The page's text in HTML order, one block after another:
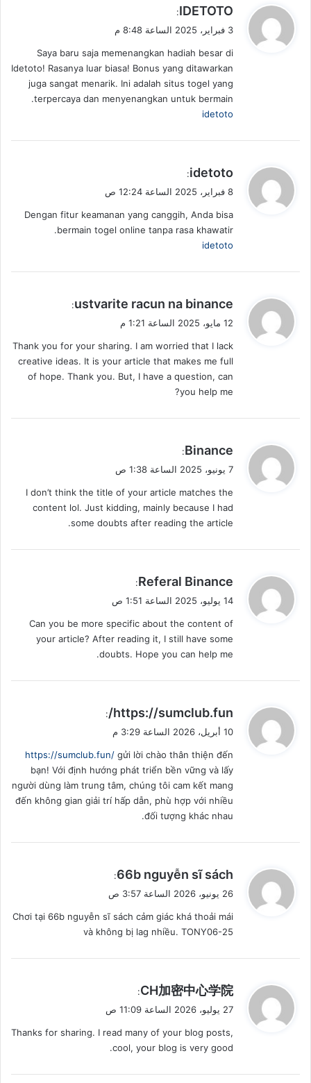
ي
ق
ل
IDETOTO
:
3 فبراير، 2025 الساعة 8:48 م
Saya baru saja memenangkan hadiah besar di
Idetoto! Rasanya luar biasa! Bonus yang ditawarkan
juga sangat menarik. Ini adalah situs togel yang
terpercaya dan menyenangkan untuk bermain.
idetoto
ي
ق
ل
idetoto
:
8 فبراير، 2025 الساعة 12:24 ص
Dengan fitur keamanan yang canggih, Anda bisa
bermain togel online tanpa rasa khawatir.
idetoto
ي
ق
ل
ustvarite racun na binance
:
12 مايو، 2025 الساعة 1:21 م
Thank you for your sharing. I am worried that I lack
creative ideas. It is your article that makes me full
of hope. Thank you. But, I have a question, can
you help me?
ي
ق
ل
Binance
:
7 يونيو، 2025 الساعة 1:38 ص
I don’t think the title of your article matches the
content lol. Just kidding, mainly because I had
some doubts after reading the article.
ي
ق
ل
Referal Binance
:
14 يوليو، 2025 الساعة 1:51 ص
Can you be more specific about the content of
your article? After reading it, I still have some
doubts. Hope you can help me.
ي
ق
ل
https://sumclub.fun/
:
10 أبريل، 2026 الساعة 3:29 م
https://sumclub.fun/ gửi lời chào thân thiện đến
bạn! Với định hướng phát triển bền vững và lấy
người dùng làm trung tâm, chúng tôi cam kết mang
đến không gian giải trí hấp dẫn, phù hợp với nhiều
đối tượng khác nhau.
ي
ق
ل
66b nguyễn sĩ sách
:
26 يونيو، 2026 الساعة 3:57 ص
Chơi tại 66b nguyễn sĩ sách cảm giác khá thoải mái
và không bị lag nhiều. TONY06-25
ي
ق
ل
CH加密中心学院
:
27 يوليو، 2026 الساعة 11:09 ص
Thanks for sharing. I read many of your blog posts,
cool, your blog is very good.